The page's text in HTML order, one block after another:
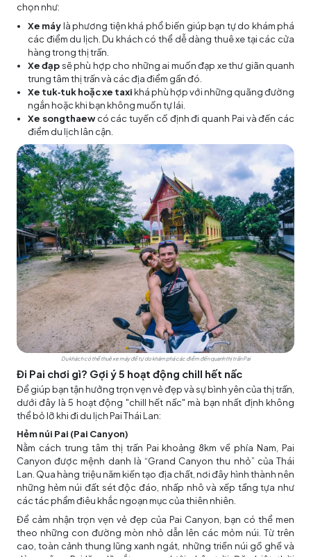
chọn như:
Xe máylà phương tiện khá phổ biến giúp bạn tự do khám phá
các điểm du lịch. Du khách có thể dễ dàng thuê xe tại các cửa
hàng trong thị trấn.
Xe đạpsẽ phù hợp cho những ai muốn đạp xe thư giãn quanh
trung tâm thị trấn và các địa điểm gần đó.
Xe tuk‑tuk hoặc xe taxikhá phù hợp với những quãng đường
ngắn hoặc khi bạn không muốn tự lái.
Xe songthaewcó các tuyến cố định đi quanh Pai và đến các
điểm du lịch lân cận.
Du khách có thể thuê xe máy để tự do khám phá các điểm đến quanh thị trấn Pai
Đi Pai chơi gì? Gợi ý 5 hoạt động chill hết nấc
Để giúp bạn tận hưởng trọn vẹn vẻ đẹp và sự bình yên của thị trấn,
dưới đây là 5 hoạt động "chill hết nấc" mà bạn nhất định không
thể bỏ lỡ khi đi du lịch Pai Thái Lan:
Hẻm núi Pai (Pai Canyon)
Nằm cách trung tâm thị trấn Pai khoảng 8km về phía Nam, Pai
Canyon được mệnh danh là “Grand Canyon thu nhỏ” của Thái
Lan. Qua hàng triệu năm kiến tạo địa chất, nơi đây hình thành nên
những hẻm núi đất sét độc đáo, nhấp nhô và xếp tầng tựa như
các tác phẩm điêu khắc ngoạn mục của thiên nhiên.
Để cảm nhận trọn vẹn vẻ đẹp của Pai Canyon, bạn có thể men
theo những con đường mòn nhỏ dẫn lên các mỏm núi. Từ trên
cao, toàn cảnh thung lũng xanh ngát, những triền núi gồ ghề và